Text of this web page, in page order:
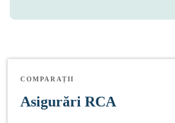
COMPARAȚII
Asigurări RCA